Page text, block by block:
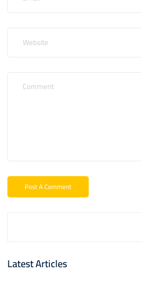
Latest Articles